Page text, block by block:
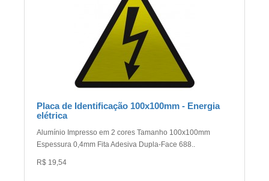
Placa de Identificação 100x100mm - Energia
elétrica
Alumínio Impresso em 2 cores Tamanho 100x100mm
Espessura 0,4mm Fita Adesiva Dupla-Face 688..
R$ 19,54